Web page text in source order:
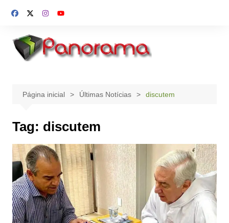
para
conteúdo
Página inicial Últimas Notícias discutem
Tag: discutem